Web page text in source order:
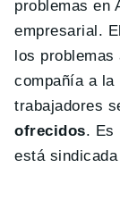
problemas en
empresarial.
los problemas
compañía a la
trabajadores
ofrecidos. Es
está